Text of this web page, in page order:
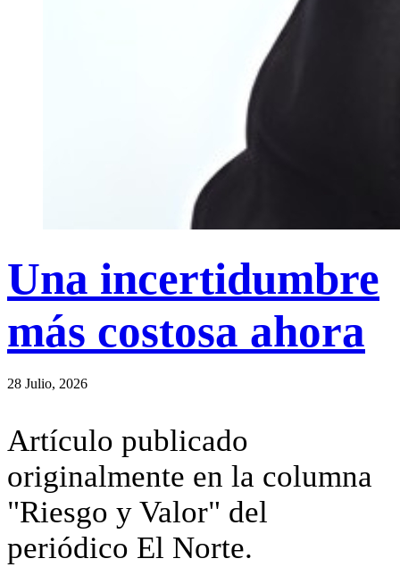
Una incertidumbre
más costosa ahora
28 Julio, 2026
Artículo publicado
originalmente en la columna
"Riesgo y Valor" del
periódico El Norte.